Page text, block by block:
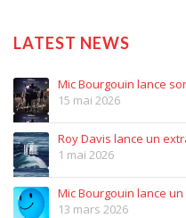
LATEST NEWS
Mic Bourgouin lance
15 mai 2026
Roy Davis lance un
1 mai 2026
Mic Bourgouin lance
13 mars 2026